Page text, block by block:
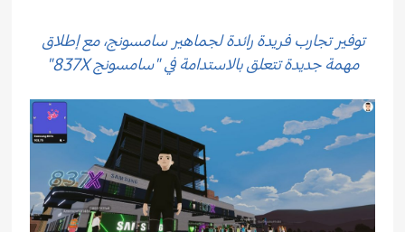
توفير تجارب فريدة رائدة لجماهير سامسونج، مع إطلاق
مهمة جديدة تتعلق بالاستدامة في "سامسونج 837X"